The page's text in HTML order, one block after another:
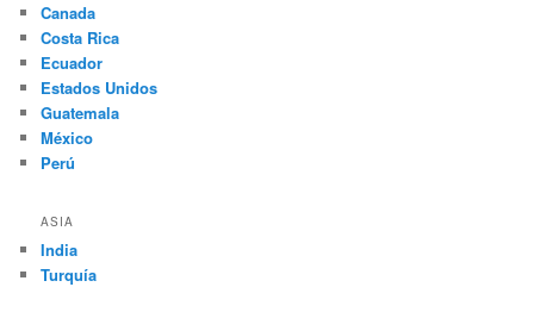
Canada
Costa Rica
Ecuador
Estados Unidos
Guatemala
México
Perú
ASIA
India
Turquía